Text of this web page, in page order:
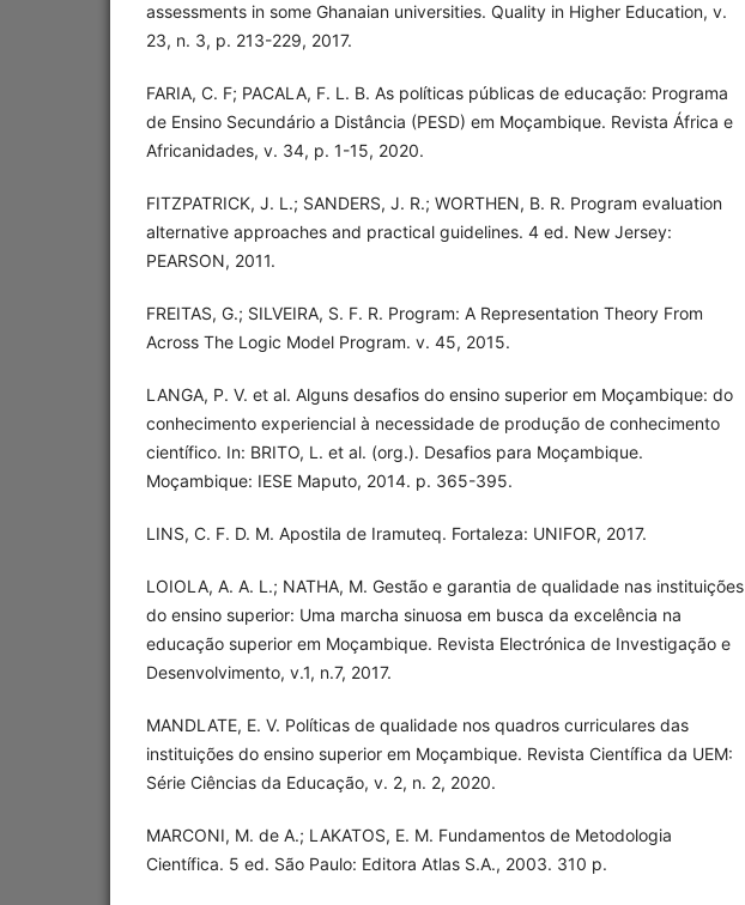
assessments in some Ghanaian universities. Quality in Higher Education, v.
23, n. 3, p. 213-229, 2017.
FARIA, C. F; PACALA, F. L. B. As políticas públicas de educação: Programa
de Ensino Secundário a Distância (PESD) em Moçambique. Revista África e
Africanidades, v. 34, p. 1-15, 2020.
FITZPATRICK, J. L.; SANDERS, J. R.; WORTHEN, B. R. Program evaluation
alternative approaches and practical guidelines. 4 ed. New Jersey:
PEARSON, 2011.
FREITAS, G.; SILVEIRA, S. F. R. Program: A Representation Theory From
Across The Logic Model Program. v. 45, 2015.
LANGA, P. V. et al. Alguns desafios do ensino superior em Moçambique: do
conhecimento experiencial à necessidade de produção de conhecimento
científico. In: BRITO, L. et al. (org.). Desafios para Moçambique.
Moçambique: IESE Maputo, 2014. p. 365-395.
LINS, C. F. D. M. Apostila de Iramuteq. Fortaleza: UNIFOR, 2017.
LOIOLA, A. A. L.; NATHA, M. Gestão e garantia de qualidade nas instituições
do ensino superior: Uma marcha sinuosa em busca da excelência na
educação superior em Moçambique. Revista Electrónica de Investigação e
Desenvolvimento, v.1, n.7, 2017.
MANDLATE, E. V. Políticas de qualidade nos quadros curriculares das
instituições do ensino superior em Moçambique. Revista Científica da UEM:
Série Ciências da Educação, v. 2, n. 2, 2020.
MARCONI, M. de A.; LAKATOS, E. M. Fundamentos de Metodologia
Científica. 5 ed. São Paulo: Editora Atlas S.A., 2003. 310 p.